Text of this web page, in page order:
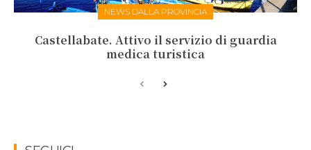
NEWS DALLA PROVINCIA
Castellabate. Attivo il servizio di guardia
medica turistica